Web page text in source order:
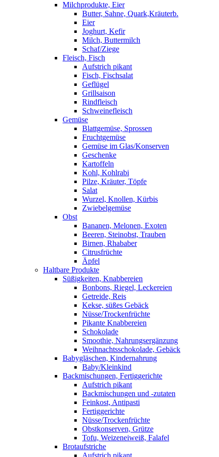
Milchprodukte, Eier
Butter, Sahne, Quark,Kräuterb.
Eier
Joghurt, Kefir
Milch, Buttermilch
Schaf/Ziege
Fleisch, Fisch
Aufstrich pikant
Fisch, Fischsalat
Geflügel
Grillsaison
Rindfleisch
Schweinefleisch
Gemüse
Blattgemüse, Sprossen
Fruchtgemüse
Gemüse im Glas/Konserven
Geschenke
Kartoffeln
Kohl, Kohlrabi
Pilze, Kräuter, Töpfe
Salat
Wurzel, Knollen, Kürbis
Zwiebelgemüse
Obst
Bananen, Melonen, Exoten
Beeren, Steinobst, Trauben
Birnen, Rhababer
Citrusfrüchte
Äpfel
Haltbare Produkte
Süßigkeiten, Knabbereien
Bonbons, Riegel, Leckereien
Getreide, Reis
Kekse, süßes Gebäck
Nüsse/Trockenfrüchte
Pikante Knabbereien
Schokolade
Smoothie, Nahrungsergänzung
Weihnachtsschokolade, Gebäck
Babygläschen, Kindernahrung
Baby/Kleinkind
Backmischungen, Fertiggerichte
Aufstrich pikant
Backmischungen und -zutaten
Feinkost, Antipasti
Fertiggerichte
Nüsse/Trockenfrüchte
Obstkonserven, Grütze
Tofu, Weizeneiweiß, Falafel
Brotaufstriche
Aufstrich pikant